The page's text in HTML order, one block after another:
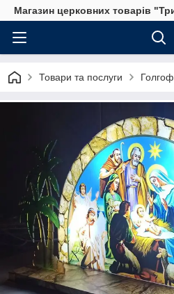
Магазин церковних товарів
Товари та послуги